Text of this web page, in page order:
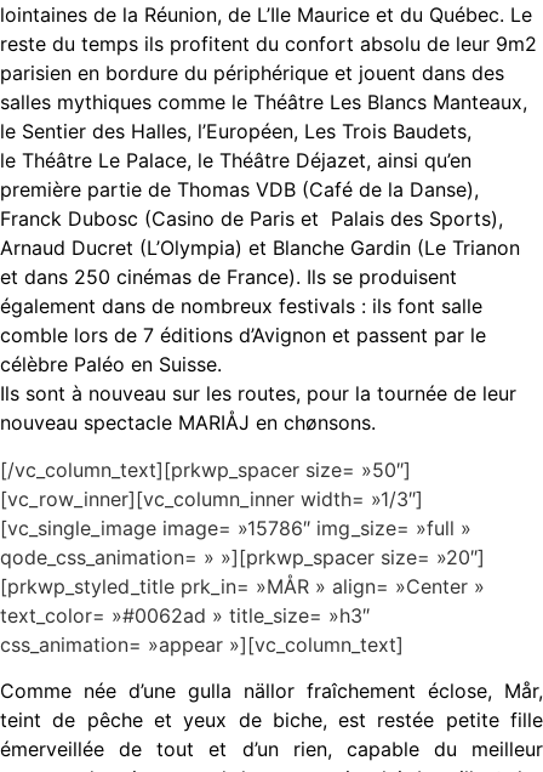
lointaines de la Réunion, de L’Ile Maurice et du Québec. Le
reste du temps ils profitent du confort absolu de leur 9m2
parisien en bordure du périphérique et jouent dans des
salles mythiques comme le Théâtre Les Blancs Manteaux,
le Sentier des Halles, l’Européen, Les Trois Baudets,
le Théâtre Le Palace, le Théâtre Déjazet, ainsi qu’en
première partie de Thomas VDB (Café de la Danse),
Franck Dubosc (Casino de Paris et Palais des Sports),
Arnaud Ducret (L’Olympia) et Blanche Gardin (Le Trianon
et dans 250 cinémas de France). Ils se produisent
également dans de nombreux festivals : ils font salle
comble lors de 7 éditions d’Avignon et passent par le
célèbre Paléo en Suisse.
Ils sont à nouveau sur les routes, pour la tournée de leur
nouveau spectacle MARIÅJ en chønsons.
[/vc_column_text][prkwp_spacer size= »50″]
[vc_row_inner][vc_column_inner width= »1/3″]
[vc_single_image image= »15786″ img_size= »full »
qode_css_animation= » »][prkwp_spacer size= »20″]
[prkwp_styled_title prk_in= »MÅR » align= »Center »
text_color= »#0062ad » title_size= »h3″
css_animation= »appear »][vc_column_text]
Comme née d’une gulla nällor fraîchement éclose, Mår,
teint de pêche et yeux de biche, est restée petite fille
émerveillée de tout et d’un rien, capable du meilleur